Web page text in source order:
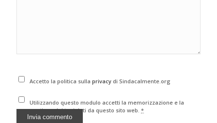
Accetto la politica sullaprivacydi Sindacalmente.org
Utilizzando questo modulo accetti la memorizzazione e la
gestione dei tuoi dati da questo sito web.*